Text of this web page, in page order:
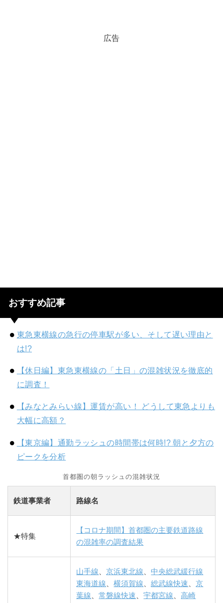
広告
おすすめ記事
東急東横線の急行の停車駅が多い、そして遅い理由と
は!?
【休日編】東急東横線の「土日」の混雑状況を徹底的
に調査！
【みなとみらい線】運賃が高い！ どうして東急よりも
大幅に高額？
【東京編】通勤ラッシュの時間帯は何時!? 朝と夕方の
ピークを分析
首都圏の朝ラッシュの混雑状況
鉄道事業者 路線名
★特集
【コロナ期間】首都圏の主要鉄道路線
の混雑率の調査結果
山手線、京浜東北線、中央総武緩行線
東海道線、横須賀線、総武線快速、京
葉線、常磐線快速、宇都宮線、高崎